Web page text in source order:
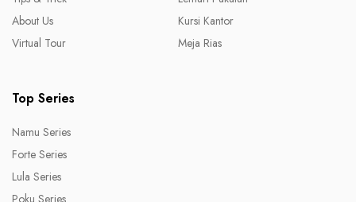
About Us
Virtual Tour
Kursi Kantor
Meja Rias
Top Series
Namu Series
Forte Series
Lula Series
Poku Series